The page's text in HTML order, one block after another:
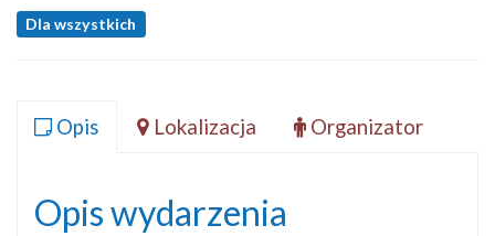
Dla wszystkich
Opis Lokalizacja Organizator
Opis wydarzenia